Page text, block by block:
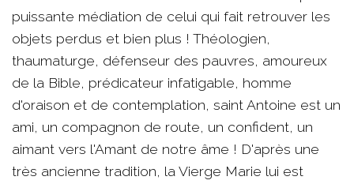
puissante médiation de celui qui fait retrouver les
objets perdus et bien plus ! Théologien,
thaumaturge, défenseur des pauvres, amoureux
de la Bible, prédicateur infatigable, homme
d'oraison et de contemplation, saint Antoine est un
ami, un compagnon de route, un confident, un
aimant vers l'Amant de notre âme ! D'après une
très ancienne tradition, la Vierge Marie lui est